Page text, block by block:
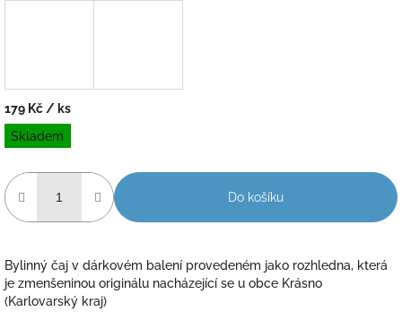
179 Kč / ks
Měrná
cena:
Skladem
Do košíku
Bylinný čaj v dárkovém balení provedeném jako rozhledna, která
je zmenšeninou originálu nacházející se u obce Krásno
(Karlovarský kraj)